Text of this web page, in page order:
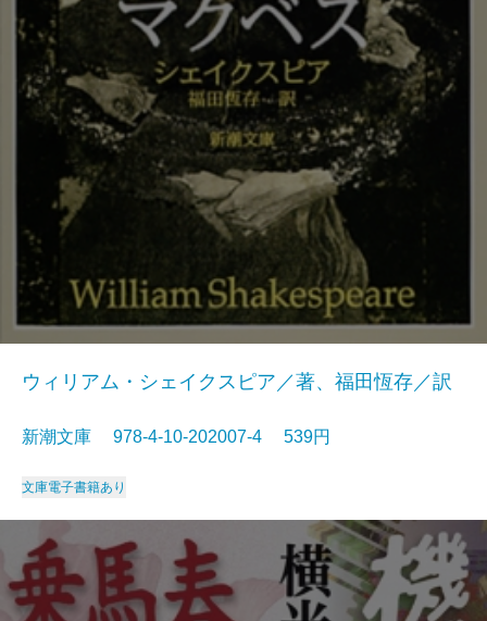
ウィリアム・シェイクスピア／著、福田恆存／訳
新潮文庫 978-4-10-202007-4 539円
文庫電子書籍あり